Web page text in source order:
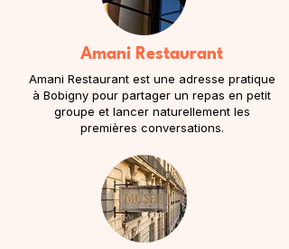
Amani Restaurant
Amani Restaurant est une adresse pratique
à Bobigny pour partager un repas en petit
groupe et lancer naturellement les
premières conversations.